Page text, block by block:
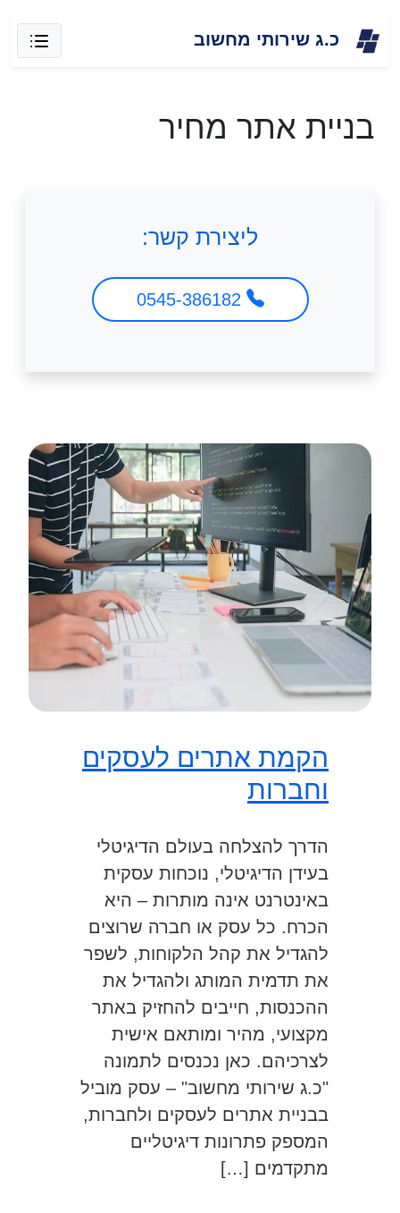
כ.ג שירותי מחשוב
בניית אתר מחיר
ליצירת קשר:
הקמת אתרים לעסקים
וחברות
הדרך להצלחה בעולם הדיגיטלי
בעידן הדיגיטלי, נוכחות עסקית
באינטרנט אינה מותרות – היא
הכרח. כל עסק או חברה שרוצים
להגדיל את קהל הלקוחות, לשפר
את תדמית המותג ולהגדיל את
ההכנסות, חייבים להחזיק באתר
מקצועי, מהיר ומותאם אישית
לצרכיהם. כאן נכנסים לתמונה
"כ.ג שירותי מחשוב" – עסק מוביל
בבניית אתרים לעסקים ולחברות,
המספק פתרונות דיגיטליים
מתקדמים […]